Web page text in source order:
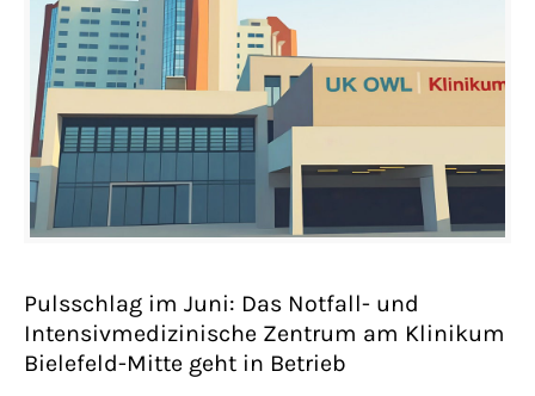
Pulsschlag im Juni: Das Notfall- und
Intensivmedizinische Zentrum am Klinikum
Bielefeld-Mitte geht in Betrieb